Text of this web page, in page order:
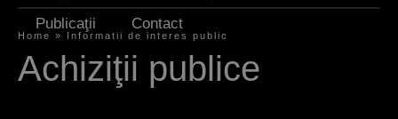
Publicaţii
Contact
Y
Home » Informatii de interes public
Achiziţii publice